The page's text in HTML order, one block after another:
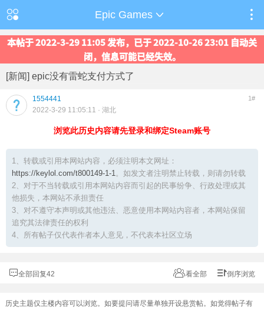
Epic Games
本帖于 2022-3-29 11:05 发布，已于 2022-10-26 23:01 自动关
闭，信息可能已经失效。
[新闻] epic没有雷蛇支付方式了
1554441 1#
2022-3-29 11:05:11 · 湖北
浏览此历史内容请先登录和绑定Steam账号
1、转载或引用本网站内容，必须注明本文网址：
https://keylol.com/t800149-1-1。如发文者注明禁止转载，则请勿转载
2、对于不当转载或引用本网站内容而引起的民事纷争、行政处理或其
他损失，本网站不承担责任
3、对不遵守本声明或其他违法、恶意使用本网站内容者，本网站保留
追究其法律责任的权利
4、所有帖子仅代表作者本人意见，不代表本社区立场
全部回复42 看全部 倒序浏览
历史主题仅主楼内容可以浏览。如要提问请尽量单独开设悬赏帖。如觉得帖子有